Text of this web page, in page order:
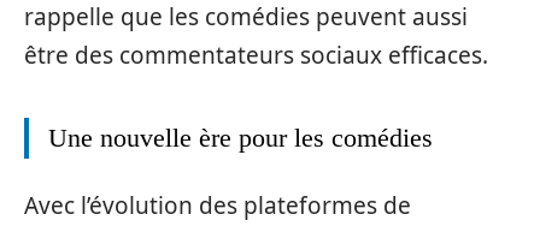
rappelle que les comédies peuvent aussi
être des commentateurs sociaux efficaces.
Une nouvelle ère pour les comédies
Avec l’évolution des plateformes de